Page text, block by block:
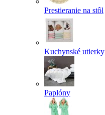
Prestieranie na stôl
Kuchynské utierky
Paplóny